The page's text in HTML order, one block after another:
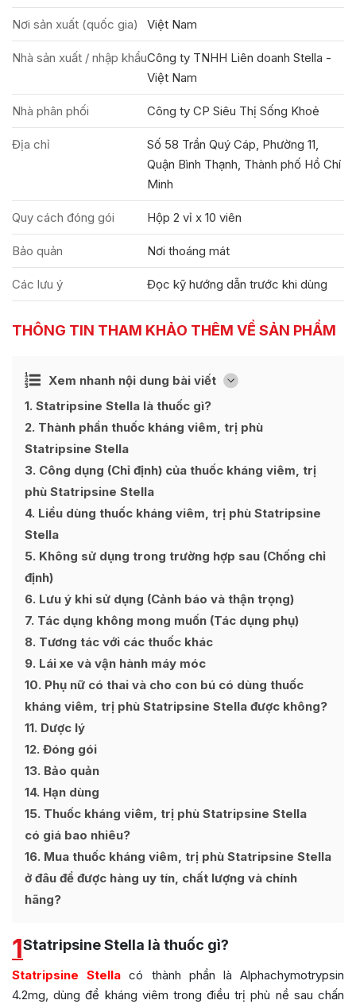
Nơi sản xuất (quốc gia) Việt Nam
Nhà sản xuất / nhập khẩuCông ty TNHH Liên doanh Stella -
Việt Nam
Nhà phân phối Công ty CP Siêu Thị Sống Khoẻ
Địa chỉ
Số 58 Trần Quý Cáp, Phường 11,
Quận Bình Thạnh, Thành phố Hồ Chí
Minh
Quy cách đóng gói Hộp 2 vỉ x 10 viên
Bảo quản Nơi thoáng mát
Các lưu ý Đọc kỹ hướng dẫn trước khi dùng
THÔNG TIN THAM KHẢO THÊM VỀ SẢN PHẨM
Xem nhanh nội dung bài viết [
Ẩn
1 Statripsine Stella là thuốc gì?
2 Thành phần thuốc kháng viêm, trị phù
Statripsine Stella
3 Công dụng (Chỉ định) của thuốc kháng viêm, trị
phù Statripsine Stella
4 Liều dùng thuốc kháng viêm, trị phù Statripsine
Stella
5 Không sử dụng trong trường hợp sau (Chống chỉ
định)
6 Lưu ý khi sử dụng (Cảnh báo và thận trọng)
7 Tác dụng không mong muốn (Tác dụng phụ)
8 Tương tác với các thuốc khác
9 Lái xe và vận hành máy móc
10 Phụ nữ có thai và cho con bú có dùng thuốc
kháng viêm, trị phù Statripsine Stella được không?
11 Dược lý
12 Đóng gói
13 Bảo quản
14 Hạn dùng
15 Thuốc kháng viêm, trị phù Statripsine Stella
có giá bao nhiêu?
16 Mua thuốc kháng viêm, trị phù Statripsine Stella
ở đâu để được hàng uy tín, chất lượng và chính
hãng?
1Statripsine Stella là thuốc gì?
Statripsine Stella có thành phần là Alphachymotrypsin
4.2mg, dùng để kháng viêm trong điều trị phù nề sau chấn